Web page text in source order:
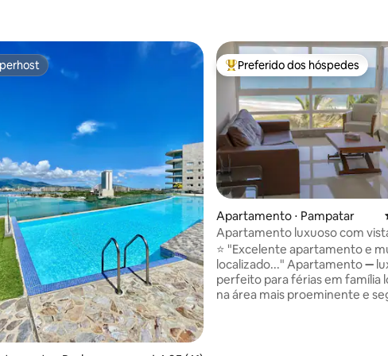
Entre os melhores preferidos
Preferido dos hóspedes
Apartamento ⋅ Pampatar
Apartamento luxuoso com
mar / AC / Wifi
⭐ "Excelente apartamento e
localizado..." Apartamento ➖ luxuoso
perfeito para férias em família
na área mais proeminente e